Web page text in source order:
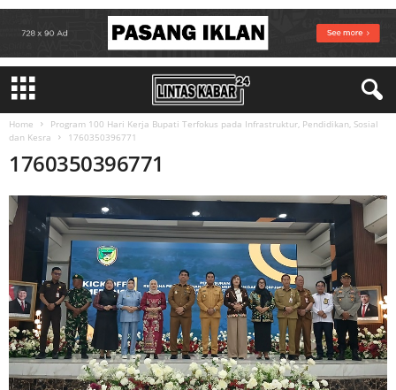
Home
Program 100 Hari Kerja Bupati Terfokus pada Infrastruktur, Pendidikan, Sosial
dan Kesra
1760350396771
1760350396771